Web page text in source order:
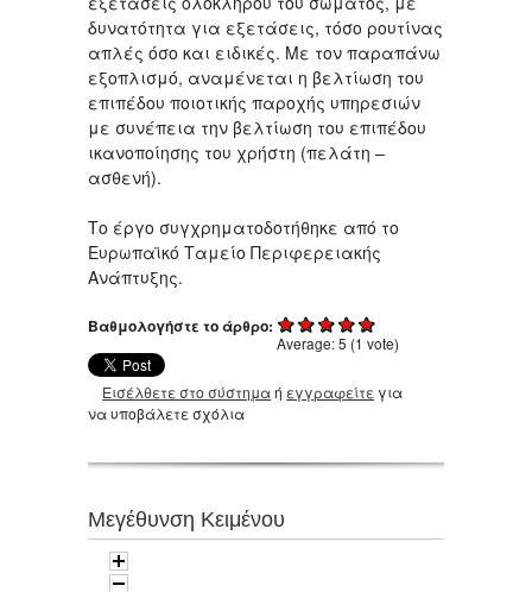
δυνατότητα για εξετάσεις, τόσο ρουτίνας
απλές όσο και ειδικές. Με τον παραπάνω
εξοπλισμό, αναμένεται η βελτίωση του
επιπέδου ποιοτικής παροχής υπηρεσιών
με συνέπεια την βελτίωση του επιπέδου
ικανοποίησης του χρήστη (πελάτη –
ασθενή).
Το έργο συγχρηματοδοτήθηκε από το
Ευρωπαϊκό Ταμείο Περιφερειακής
Ανάπτυξης.
Βαθμολογήστε το άρθρο:
Average:5 (1 vote)
Εισέλθετε στο σύστημαή εγγραφείτε για
να υποβάλετε σχόλια
Μεγέθυνση Κειμένου